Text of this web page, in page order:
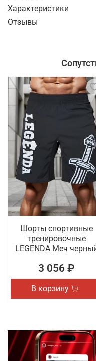
Характеристики
Отзывы
Шорты спортивные
тренировочные
LEGENDA Меч
3 056 ₽
В корзину